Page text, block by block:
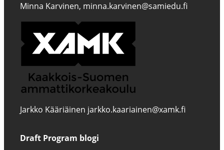
Minna Karvinen, minna.karvinen@samiedu.fi
Jarkko Kääriäinen jarkko.kaariainen@xamk.fi
Draft Program blogi